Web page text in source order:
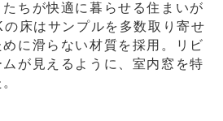
ちが快適に暮らせる住まいが
床はサンプルを多数取り寄せ
に滑らない材質を採用。リビ
が見えるように、室内窓を特